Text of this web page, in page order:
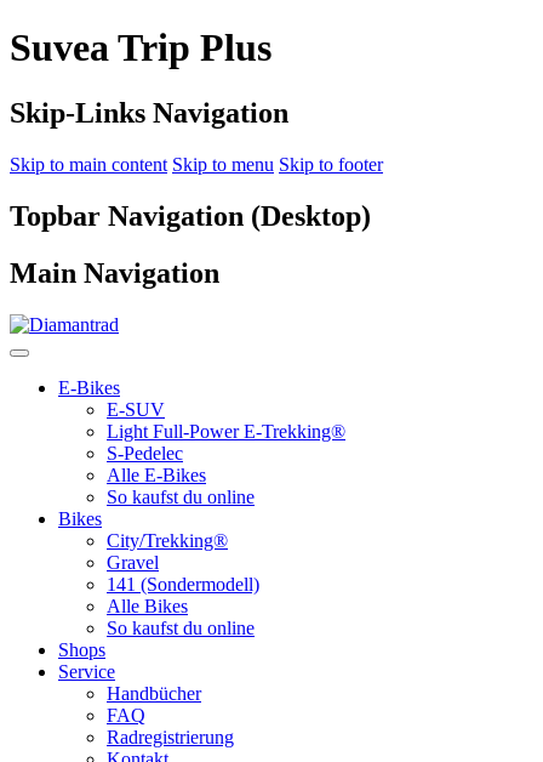
Suvea Trip Plus
Skip-Links Navigation
Skip to main content Skip to menu Skip to footer
Topbar Navigation (Desktop)
Main Navigation
E-Bikes
E-SUV
Light Full-Power E-Trekking®
S-Pedelec
Alle E-Bikes
So kaufst du online
Bikes
City/Trekking®
Gravel
141 (Sondermodell)
Alle Bikes
So kaufst du online
Shops
Service
Handbücher
FAQ
Radregistrierung